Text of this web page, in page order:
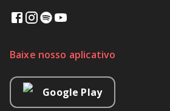
Baixe nosso aplicativo
Google Play